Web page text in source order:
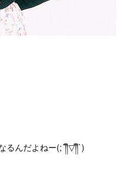
るんだよねー(;´༎ຶ▽༎ຶ`)